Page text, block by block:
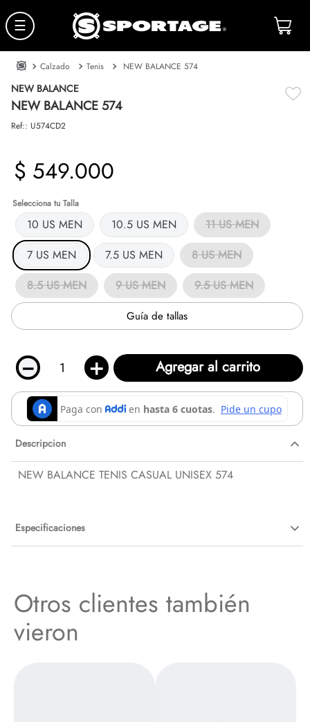
☰
Calzado Tenis NEW BALANCE 574
NEW BALANCE
NEW BALANCE 574
Ref:: U574CD2
$ 549.000
Talla
10 US MEN 10.5 US MEN
11 US MEN
7 US MEN
7.5 US MEN
8 US MEN
8.5 US MEN
9 US MEN 9.5 US MEN
Guía de tallas
＋
－ Agregar al carrito
Descripcion
NEW BALANCE TENIS CASUAL UNISEX 574
Especificaciones
Otros clientes también
vieron